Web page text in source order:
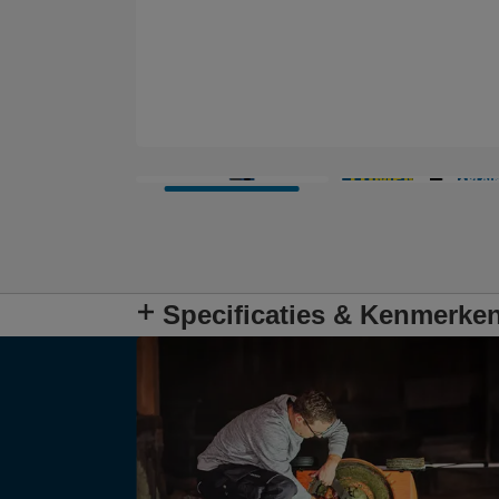
Specificaties &